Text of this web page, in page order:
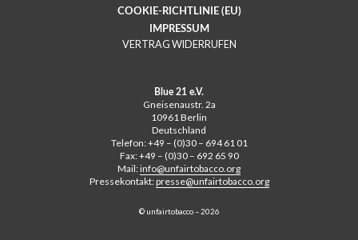
Blue 21 e.V.
Gneisenaustr. 2a
10961 Berlin
Deutschland
Telefon: +49 – (0)30 – 694 61 01
Fax: +49 – (0)30 – 692 65 90
Mail:info@unfairtobacco.org
Pressekontakt:presse@unfairtobacco.org
© unfairtobacco – 2026
COOKIE-RICHTLINIE (EU)
IMPRESSUM
VERTRAG WIDERRUFEN